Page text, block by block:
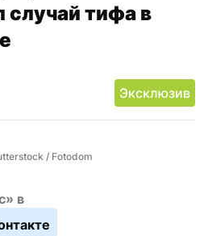
случай тифа в
Эксклюзив
/ Fotodom
в